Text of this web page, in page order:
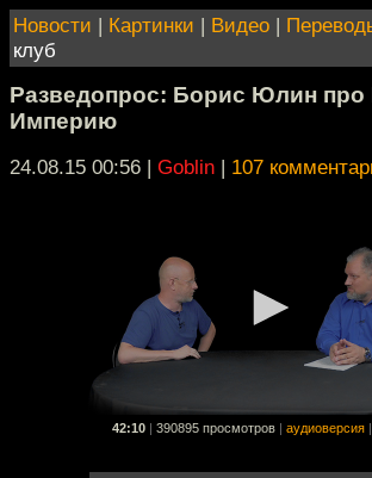
Новости | Картинки | Видео |
клуб
Разведопрос: Борис Юлин про
Империю
24.08.15 00:56 | Goblin | 107
42:10 390895 просмотров аудиоверсия